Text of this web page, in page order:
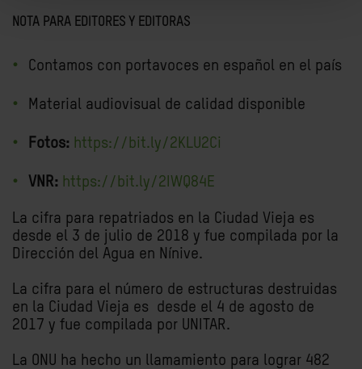
NOTA PARA EDITORES Y EDITORAS
Contamos con portavoces en español en el país
Material audiovisual de calidad disponible
Fotos: https://bit.ly/2KLU2Ci
VNR: https://bit.ly/2IWQ84E
La cifra para repatriados en la Ciudad Vieja es
desde el 3 de julio de 2018 y fue compilada por la
Dirección del Agua en Nínive.
La cifra para el número de estructuras destruidas
en la Ciudad Vieja es desde el 4 de agosto de
2017 y fue compilada por UNITAR.
La ONU ha hecho un llamamiento para lograr 482